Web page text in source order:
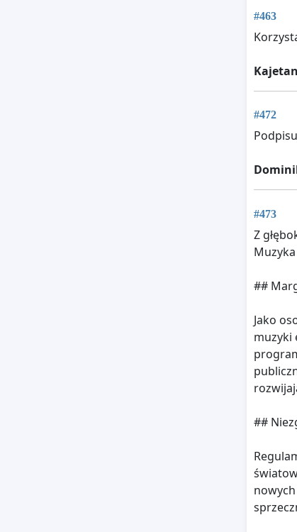
#463
#472
#473
Z
##
Jako
muzyki
##